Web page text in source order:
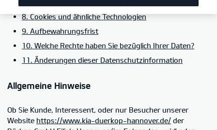
8. Cookies und ähnliche Technologien
9. Aufbewahrungsfrist
10. Welche Rechte haben Sie bezüglich Ihrer Daten?
11. Änderungen dieser Datenschutzinformation
Allgemeine Hinweise
Ob Sie Kunde, Interessent, oder nur Besucher unserer
Website https://www.kia-duerkop-hannover.de/ der